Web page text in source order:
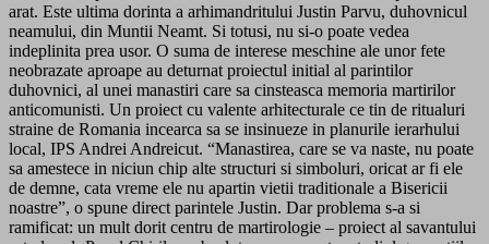
arat. Este ultima dorinta a arhimandritului Justin Parvu, duhovnicul
neamului, din Muntii Neamt. Si totusi, nu si-o poate vedea
indeplinita prea usor. O suma de interese meschine ale unor fete
neobrazate aproape au deturnat proiectul initial al parintilor
duhovnici, al unei manastiri care sa cinsteasca memoria martirilor
anticomunisti. Un proiect cu valente arhitecturale ce tin de ritualuri
straine de Romania incearca sa se insinueze in planurile ierarhului
local, IPS Andrei Andreicut. “Manastirea, care se va naste, nu poate
sa amestece in niciun chip alte structuri si simboluri, oricat ar fi ele
de demne, cata vreme ele nu apartin vietii traditionale a Bisericii
noastre”, o spune direct parintele Justin. Dar problema s-a si
ramificat: un mult dorit centru de martirologie – proiect al savantului